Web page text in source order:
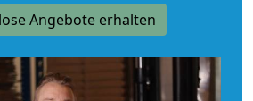
Angebote erhalten